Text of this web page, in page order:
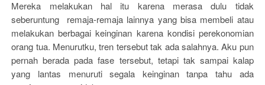
Mereka melakukan hal itu karena merasa dulu tidak
seberuntung remaja-remaja lainnya yang bisa membeli atau
melakukan berbagai keinginan karena kondisi perekonomian
orang tua. Menurutku, tren tersebut tak ada salahnya. Aku pun
pernah berada pada fase tersebut, tetapi tak sampai kalap
yang lantas menuruti segala keinginan tanpa tahu ada